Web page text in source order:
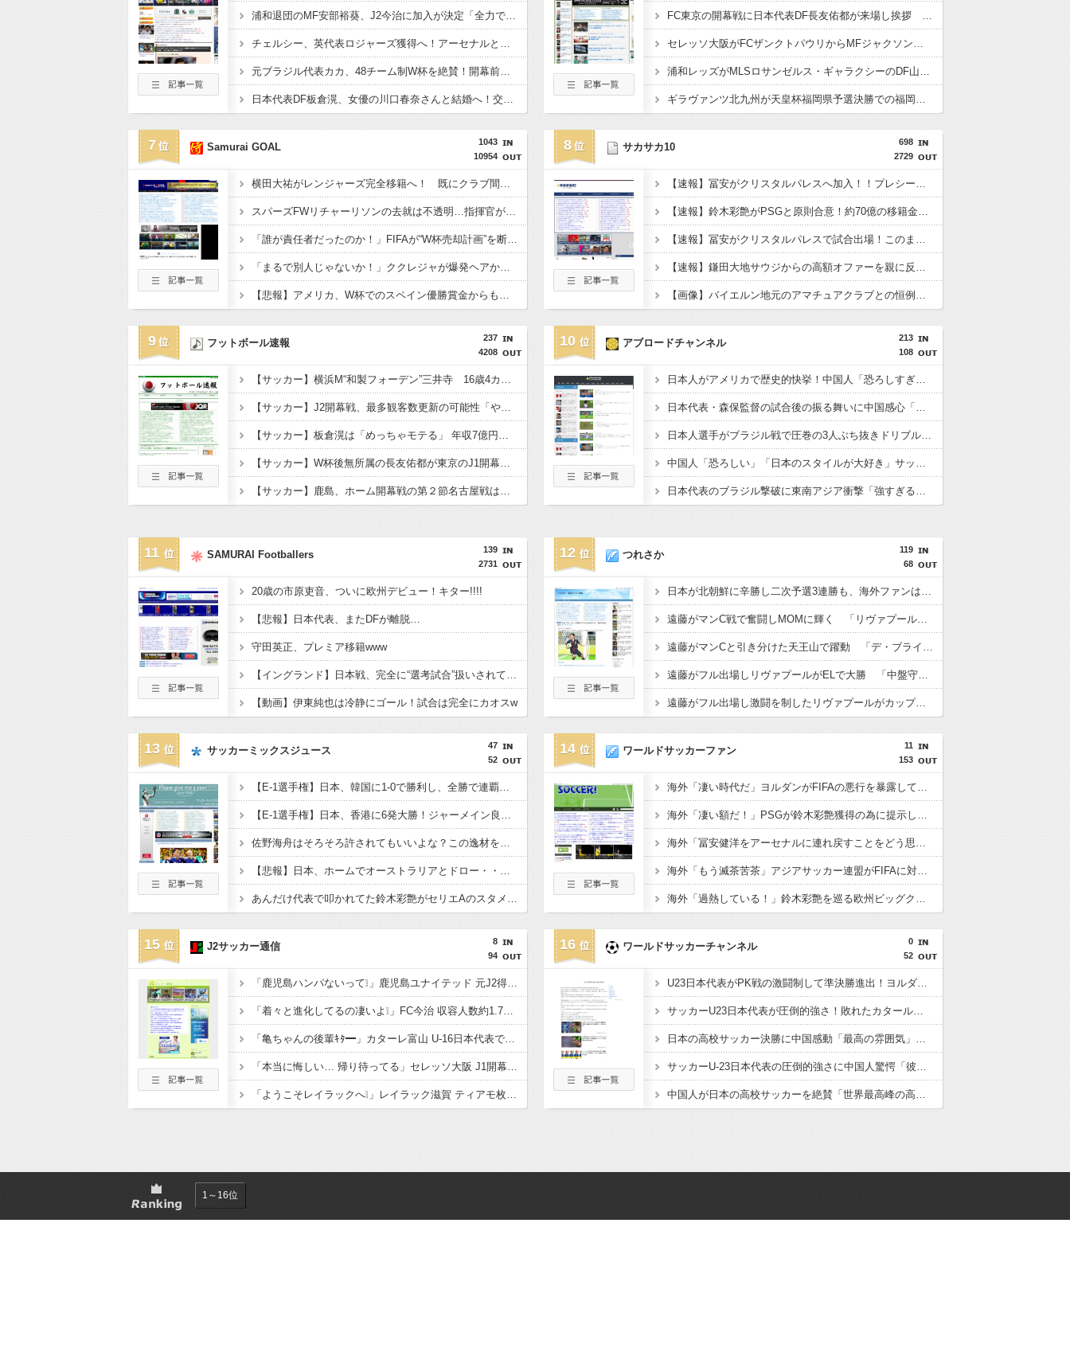
浦和退団のMF安部裕葵、J2今治に加入が決定「全力で頑張ります」（関連まとめ）
チェルシー、英代表ロジャーズ獲得へ！アーセナルとの争奪戦を制す 移籍金は英国人史上最高額の1億1700万ポンド（約256億円）
元ブラジル代表カカ、48チーム制W杯を絶賛！開幕前の不安を一蹴「多すぎると思っていたが退屈な試合は一つもなかった」
日本代表DF板倉滉、女優の川口春奈さんと結婚へ！交際１年、W杯を終え決断（関連まとめ）
FC東京の開幕戦に日本代表DF長友佑都が来場し挨拶 去就に注目集まる
セレッソ大阪がFCザンクトパウリからMFジャクソン・アーバインを完全移籍で獲得と発表 「チームがさらに良くなる手助けをしたいと思っています」
浦和レッズがMLSロサンゼルス・ギャラクシーのDF山根視来を獲得へ 曺貴裁監督の湘南時代の教え子
ギラヴァンツ北九州が天皇杯福岡県予選決勝での福岡大とのトラブルを謝罪 退場のFW永井龍には2試合の出場停止処分
7
1043
10954
Samurai GOAL
横田大祐がレンジャーズ完全移籍へ！ 既にクラブ間合意、“オールドファーム”で日本人対決の可能性
スパーズFWリチャーリソンの去就は不透明…指揮官が認める「とにかく話をする必要がある」
「誰が責任者だったのか！」FIFAが“W杯売却計画”を断念…UEFAが超長文でインファンティーノ会長を激しく糾弾！「これで終わりではない」
「まるで別人じゃないか！」ククレジャが爆発ヘアからまさかの“大胆イメチェン”にファン騒然「確実にカッコよくなった」「いや、なんか寂しいなぁ」
【悲報】アメリカ、W杯でのスペイン優勝賞金からもしっかり税金を取ってしまう…
8
698
2729
サカサカ10
【速報】冨安がクリスタルパレスへ加入！！プレシーズン参加から本契約へ！
【速報】鈴木彩艶がPSGと原則合意！約70億の移籍金となる模様
【速報】冨安がクリスタルパレスで試合出場！このまま内定の声が上がっている模様wwwww
【速報】鎌田大地サウジからの高額オファーを親に反対され断っていたwwwww
【画像】バイエルン地元のアマチュアクラブとの恒例の試合の結果がこちらwwwww
9
237
4208
フットボール速報
【サッカー】横浜M“和製フォーデン”三井寺 16歳4カ月5日でJ1開幕史上最年少先発デビューへ「ワクワクする」
【サッカー】J2開幕戦、最多観客数更新の可能性「やばい！」 チケット6万超えが発券「見間違いじゃない？」
【サッカー】板倉滉は「めっちゃモテる」 年収7億円・お洒落・包容力…超愛される日本代表
【サッカー】W杯後無所属の長友佑都が東京のJ1開幕戦に来場「みなさまへご挨拶させていただきます」
【サッカー】鹿島、ホーム開幕戦の第２節名古屋戦はチケット完売の見通し…国立での開幕戦に続き２戦連続で“超満員”
10
213
108
アブロードチャンネル
日本人がアメリカで歴史的快挙！中国人「恐ろしすぎる」「人間にこんなことが可能なのか？」「サッカーで例えるなら…」【海外の反応】
日本代表・森保監督の試合後の振る舞いに中国感心「親しみやすくて有能」「謙虚で礼儀正しい」【海外の反応】
日本人選手がブラジル戦で圧巻の3人ぶち抜きドリブル！中国人「バケモンだ」「風のような男」【海外の反応】
中国人「恐ろしい」「日本のスタイルが大好き」サッカー日本代表のブラジル戦初勝利に中国驚嘆【海外の反応】
日本代表のブラジル撃破に東南アジア衝撃「強すぎる「韓国は日本を見習わないと」「アジアは彼らにとって狭すぎる」【海外の反応】
11
139
2731
SAMURAI Footballers
20歳の市原吏音、ついに欧州デビュー！キター!!!!
【悲報】日本代表、またDFが離脱…
守田英正、プレミア移籍www
【イングランド】日本戦、完全に“選考試合”扱いされている可能性
【動画】伊東純也は冷静にゴール！試合は完全にカオスw
12
119
68
つれさか
日本が北朝鮮に辛勝し二次予選3連勝も、海外ファンは采配に辛辣「おそろしい内容の後半」「今日の森保はチキン」
遠藤がマンC戦で奮闘しMOMに輝く 「リヴァプールの全てを体現している」「ダントツでリーグ最高のボランチ」
遠藤がマンCと引き分けた天王山で躍動 「デ・ブライネ封じ込めた」「プレミア最高のボランチ」「遠藤がサッカーだ」「当然ながらサポに愛されている」
遠藤がフル出場しリヴァプールがELで大勝 「中盤守備のスペシャリスト」「マジで絶大な存在」「決して怯まない」
遠藤がフル出場し激闘を制したリヴァプールがカップ制覇 「遠藤がチェルシーを完全に圧倒」「エンソとカイセドを合わせたよりも上」
13
47
52
サッカーミックスジュース
【E-1選手権】日本、韓国に1-0で勝利し、全勝で連覇達成！ジャーメインのゴールを守り切る！
【E-1選手権】日本、香港に6発大勝！ジャーメイン良がデビュー戦で4ゴール！
佐野海舟はそろそろ許されてもいいよな？この逸材を代表に呼ばないのは大損失だろ
【悲報】日本、ホームでオーストラリアとドロー・・・谷口OGでまさかの先制許すもキレキレ中村が同点弾演出でかろうじて勝ち点1
あんだけ代表で叩かれてた鈴木彩艶がセリエAのスタメンで大活躍してるという事実
14
11
153
ワールドサッカーファン
海外「凄い時代だ」ヨルダンがFIFAの悪行を暴露して海外大騒ぎ！（海外の反応）
海外「凄い額だ！」PSGが鈴木彩艶獲得の為に提示した金額に海外びっくり仰天！（海外の反応）
海外「冨安健洋をアーセナルに連れ戻すことをどう思う？」（海外の反応）
海外「もう滅茶苦茶」アジアサッカー連盟がFIFAに対する立場を明確にして海外大騒ぎ！（海外の反応）
海外「過熱している！」鈴木彩艶を巡る欧州ビッグクラブ争奪戦に海外興味津々！（海外の反応）
15
8
94
J2サッカー通信
「鹿児島ハンパないって❕」鹿児島ユナイテッド 元J2得点王! FWフアンマ・デルガドが新加入することを発表‼大宮、福岡でもプレーし 2度の長崎J1昇格に貢献「皆さんに最高の喜びを」
「着々と進化してるの凄いよ❕」FC今治 収容人数約1.7倍！アシックス里山スタジアム増席完了を発表‼観客席だけでなく コンコースやトイレ 観客動線なども整備
「亀ちゃんの後輩ｷﾀ━」カターレ富山 U-16日本代表でもプレー! 流経大柏からMF内田煌生の新加入内定したことを発表‼「持ち味である豊富な運動量とボール奪取能力を」
「本当に悔しい… 帰り待ってる」セレッソ大阪 J1開幕目前に大きな痛手 MF柴山昌也がトレーニングマッチ中に負傷 左ひざ複合じん帯損傷と診断 長期離脱も
「ようこそレイラックへ❕」レイラック滋賀 ティアモ枚方から MF松原 海斗が期限付き移籍で加入することを発表‼「チームの勝利に貢献できるよう全力で戦っていきます」
16
0
52
ワールドサッカーチャンネル
U23日本代表がPK戦の激闘制して準決勝進出！ヨルダン「史上最も奇妙なPK」「日本を追い詰めたことは誇らしい」【海外の反応】
サッカーU23日本代表が圧倒的強さ！敗れたカタール脱帽「日本は真のチャンピオン」「神の意志により我々は立ち上がる」【海外の反応】
日本の高校サッカー決勝に中国感動「最高の雰囲気」「こんな大会に出場したかった」【海外の反応】
サッカーU-23日本代表の圧倒的強さに中国人驚愕「彼らにアジアは狭すぎる」【海外の反応】
中国人が日本の高校サッカーを絶賛「世界最高峰の高校大会」「中国スーパーリーグと同レベル」【海外の反応】
1～16位